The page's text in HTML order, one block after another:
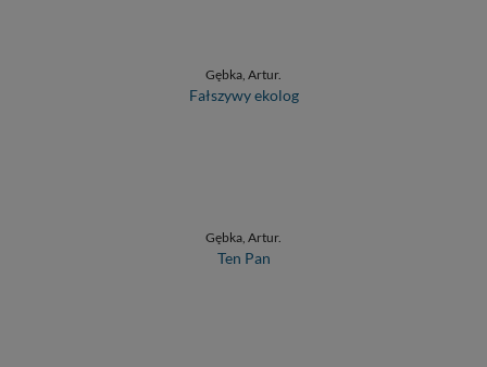
Gębka, Artur.
Fałszywy ekolog
Gębka, Artur.
Ten Pan